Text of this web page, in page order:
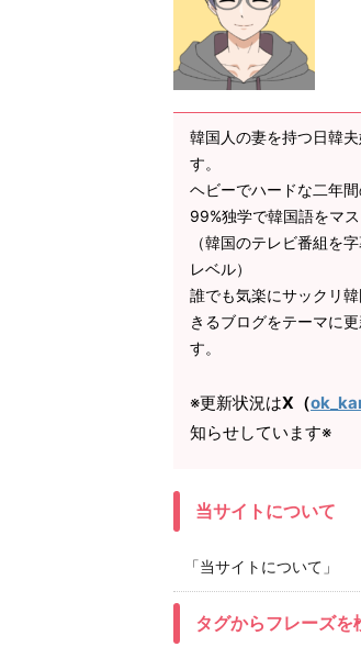
韓国人の妻を持つ日韓
す。
ヘビーでハードな二年
99%独学で韓国語をマス
（韓国のテレビ番組を
レベル）
誰でも気楽にサックリ
きるブログをテーマに
す。
※更新状況はX（
知らせしています※
当サイトについて
「当サイトについて」
タグからフレーズを